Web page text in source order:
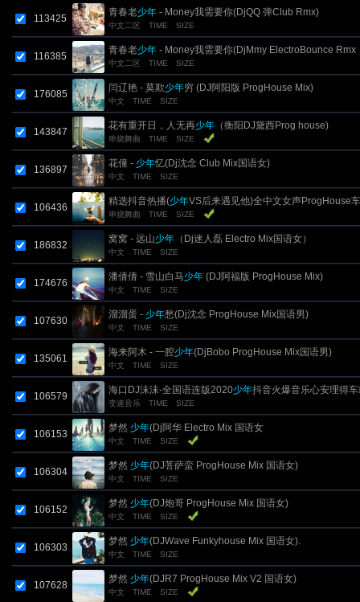
113425
青春老少年 - Money我需要你(DjQQ 弹Club Rmx)
中文二区 TIME SIZE
116385
青春老少年 - Money我需要你(DjMmy ElectroBounce Rmx
2015)
中文二区 TIME SIZE
176085
闫辽艳 - 莫欺少年穷 (DJ阿阳版 ProgHouse Mix)
中文 TIME SIZE
143847
花有重开日，人无再少年 （衡阳DJ黛西Prog house)
串烧舞曲 TIME SIZE
136897
花僮 - 少年忆(Dj沈念 Club Mix国语女)
中文 TIME SIZE
106436
精选抖音热播(少年VS后来遇见他)全中文女声ProgHouse
摇串烧
串烧舞曲 TIME SIZE
186832
窝窝 - 远山少年 （Dj迷人磊 Electro Mix国语女）
中文 TIME SIZE
174676
潘倩倩 - 雪山白马少年 (DJ阿福版 ProgHouse Mix)
中文 TIME SIZE
107630
溜溜蛋 - 少年愁(Dj沈念 ProgHouse Mix国语男)
中文 TIME SIZE
135061
海来阿木 - 一腔少年(DjBobo ProgHouse Mix国语男)
中文 TIME SIZE
106579
海口DJ沫沫-全国语连版2020少年抖音火爆音乐心安理得
变速音乐 TIME SIZE
106153
梦然 少年(Dj阿华 Electro Mix 国语女
中文 TIME SIZE
106304
梦然 少年(DJ菩萨蛮 ProgHouse Mix 国语女)
中文 TIME SIZE
106152
梦然 少年(DJ炮哥 ProgHouse Mix 国语女)
中文 TIME SIZE
106303
梦然 少年(DJWave Funkyhouse Mix 国语女).
中文 TIME SIZE
107628
梦然 少年(DJR7 ProgHouse Mix V2 国语女)
中文 TIME SIZE